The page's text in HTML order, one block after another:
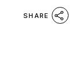
SHARE